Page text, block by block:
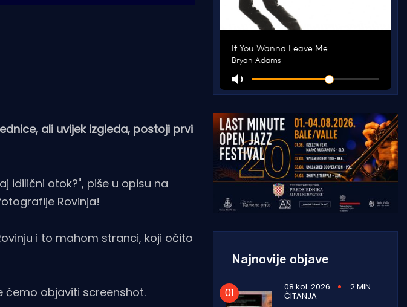
ali uvijek izgleda, postoji prvi
idilični otok?", piše u opisu na
Rovinja!
i to mahom stranci, koji očito
ćemo objaviti screenshot.
Najnovije objave
08 kol. 2026 2 MIN.
ČITANJA